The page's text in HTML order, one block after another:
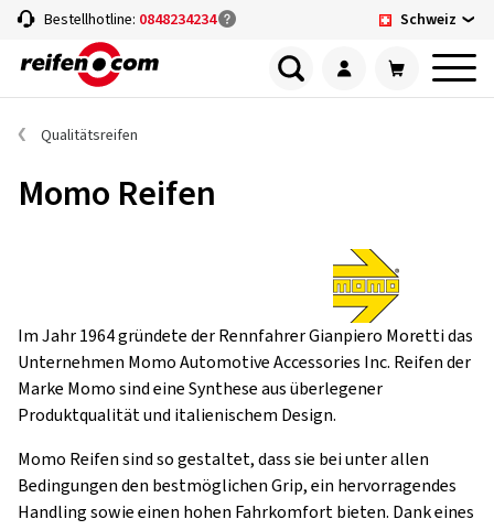
Bestellhotline: 0848234234 Schweiz
Qualitätsreifen
Momo Reifen
Im Jahr 1964 gründete der Rennfahrer Gianpiero Moretti das
Unternehmen Momo Automotive Accessories Inc. Reifen der
Marke Momo sind eine Synthese aus überlegener
Produktqualität und italienischem Design.
Momo Reifen sind so gestaltet, dass sie bei unter allen
Bedingungen den bestmöglichen Grip, ein hervorragendes
Handling sowie einen hohen Fahrkomfort bieten. Dank eines